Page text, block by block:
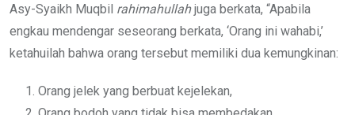
Asy-Syaikh Muqbil rahimahullahjuga berkata, “Apabila
engkau mendengar seseorang berkata, ‘Orang ini wahabi,’
ketahuilah bahwa orang tersebut memiliki dua kemungkinan:
Orang jelek yang berbuat kejelekan,